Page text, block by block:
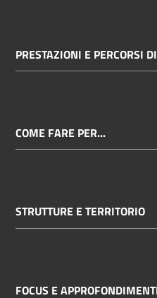
PRESTAZIONI E PERCORSI
COME FARE PER...
STRUTTURE E TERRITORIO
FOCUS E